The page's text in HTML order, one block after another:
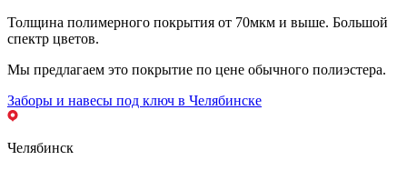
Толщина полимерного покрытия от 70мкм и выше. Большой
спектр цветов.
Мы предлагаем это покрытие по цене обычного полиэстера.
Заборы и навесы под ключ в Челябинске
Челябинск